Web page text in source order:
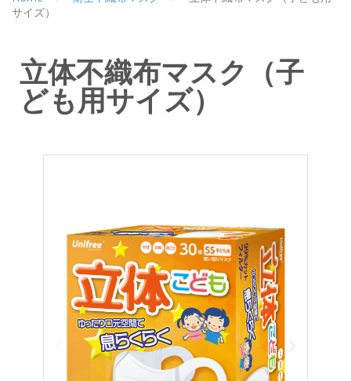
サイズ）
立体不織布マスク（子
ども用サイズ）